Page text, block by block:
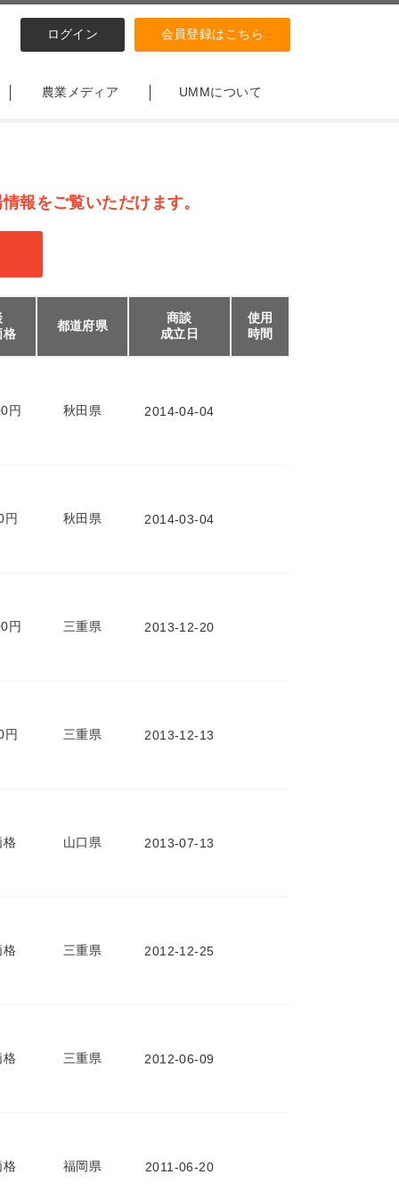
ログイン 会員登録はこちら
農業メディア UMMについて
報をご覧いただけます。
格
都道府県
商談
成立日
使用
時間
円 秋田県 2014-04-04
円 秋田県 2014-03-04
円 三重県 2013-12-20
円 三重県 2013-12-13
格 山口県 2013-07-13
格 三重県 2012-12-25
格 三重県 2012-06-09
格 福岡県 2011-06-20